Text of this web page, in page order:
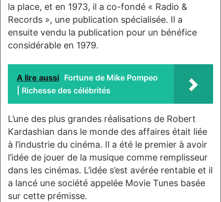
la place, et en 1973, il a co-fondé « Radio &
Records », une publication spécialisée. Il a
ensuite vendu la publication pour un bénéfice
considérable en 1979.
A lire aussi Fortune de Mike Pompeo
| Richesse des célébrités
L’une des plus grandes réalisations de Robert
Kardashian dans le monde des affaires était liée
à l’industrie du cinéma. Il a été le premier à avoir
l’idée de jouer de la musique comme remplisseur
dans les cinémas. L’idée s’est avérée rentable et il
a lancé une société appelée Movie Tunes basée
sur cette prémisse.